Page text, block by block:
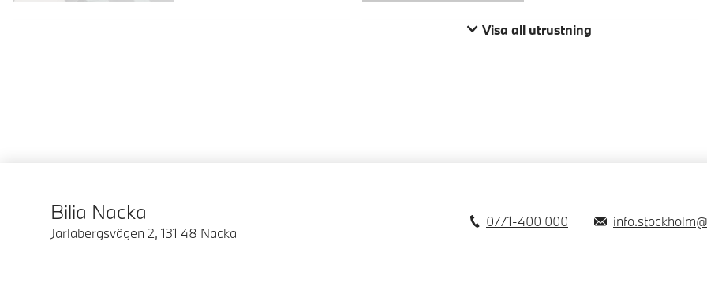
Visa all utrustning
Bilia Nacka
Jarlabergsvägen 2, 131 48 Nacka
0771-400 000